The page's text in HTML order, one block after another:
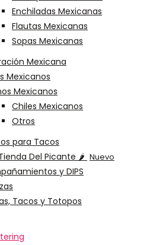
Enchiladas Mexicanas
Flautas Mexicanas
Sopas Mexicanas
Mexicana
Mexicanos
Mexicanos
Chiles Mexicanos
Otros
para Tacos
Del Picante 🌶️ Nuevo
y DIPS
Tacos y Totopos